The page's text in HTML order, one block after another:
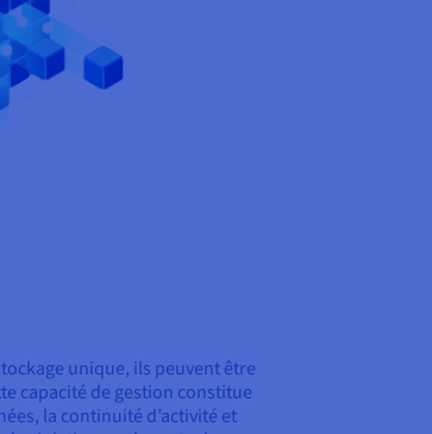
unique, ils peuvent être
capacité de gestion constitue
la continuité d’activité et